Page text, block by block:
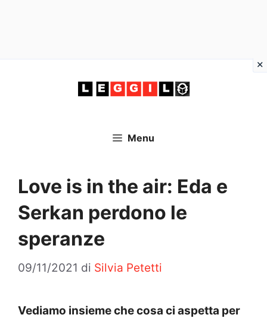
Menu
Love is in the air: Eda e
Serkan perdono le
speranze
09/11/2021 di Silvia Petetti
Vediamo insieme che cosa ci aspetta per